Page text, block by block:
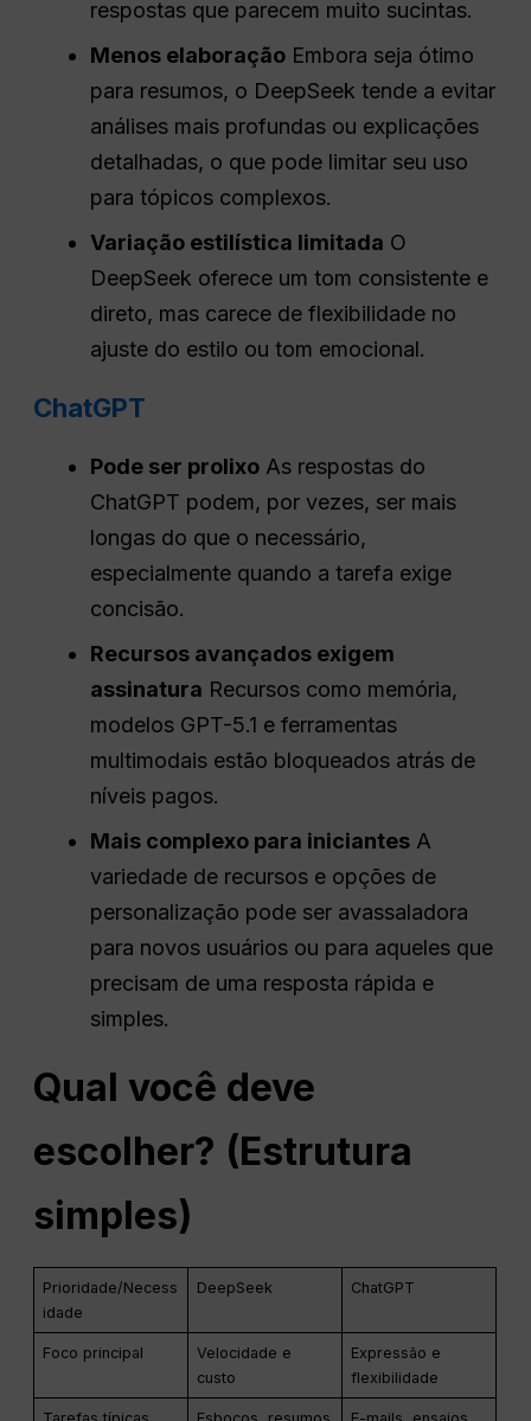
respostas que parecem muito sucintas.
Menos elaboração Embora seja ótimo
para resumos, o DeepSeek tende a evitar
análises mais profundas ou explicações
detalhadas, o que pode limitar seu uso
para tópicos complexos.
Variação estilística limitada O
DeepSeek oferece um tom consistente e
direto, mas carece de flexibilidade no
ajuste do estilo ou tom emocional.
ChatGPT
Pode ser prolixo As respostas do
ChatGPT podem, por vezes, ser mais
longas do que o necessário,
especialmente quando a tarefa exige
concisão.
Recursos avançados exigem
assinatura Recursos como memória,
modelos GPT-5.1 e ferramentas
multimodais estão bloqueados atrás de
níveis pagos.
Mais complexo para iniciantes A
variedade de recursos e opções de
personalização pode ser avassaladora
para novos usuários ou para aqueles que
precisam de uma resposta rápida e
simples.
Qual você deve
escolher? (Estrutura
simples)
Prioridade/Necess
idade
DeepSeek ChatGPT
Foco principal
Velocidade e
custo
Expressão e
flexibilidade